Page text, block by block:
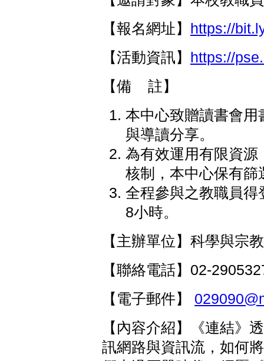
【報名網址】 https://
【活動資訊】 https://
【備 註】
本中心致贈讀書會
與導讀分享。
為有效運用有限資
核制，本中心保有篩
全程參與之教職員
8小時。
【主辦單位】科學與宗
【聯絡電話】02-
【電子郵件】
【內容介紹】《連結》
訊網路與資訊流，如何